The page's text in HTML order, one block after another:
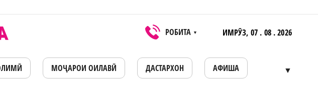
РОБИТА ▼ ИМРӮЗ, 07 . 08 . 2026
МОҶАРОИ ОИЛАВӢ ДАСТАРХОН АФИША ▼